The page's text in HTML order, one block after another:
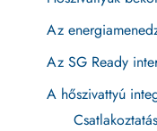
Az
Az SG Ready
A hőszivattyú